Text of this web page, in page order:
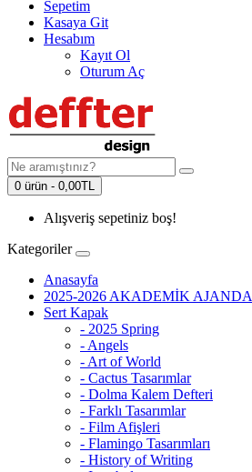
Sepetim
Kasaya Git
Hesabım
Kayıt Ol
Oturum Aç
0 ürün - 0,00TL
Alışveriş sepetiniz boş!
Kategoriler
Anasayfa
2025-2026 AKADEMİK AJANDA
Sert Kapak
- 2025 Spring
- Angels
- Art of World
- Cactus Tasarımlar
- Dolma Kalem Defteri
- Farklı Tasarımlar
- Film Afişleri
- Flamingo Tasarımları
- History of Writing